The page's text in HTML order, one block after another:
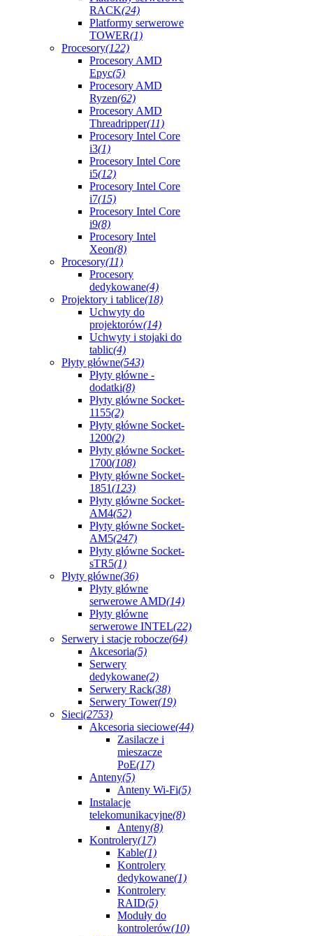
RACK(24)
Platformy serwerowe
TOWER(1)
Procesory(122)
Procesory AMD
Epyc(5)
Procesory AMD
Ryzen(62)
Procesory AMD
Threadripper(11)
Procesory Intel Core
i3(1)
Procesory Intel Core
i5(12)
Procesory Intel Core
i7(15)
Procesory Intel Core
i9(8)
Procesory Intel
Xeon(8)
Procesory(11)
Procesory
dedykowane(4)
Projektory i tablice(18)
Uchwyty do
projektorów(14)
Uchwyty i stojaki do
tablic(4)
Płyty główne(543)
Płyty główne -
dodatki(8)
Płyty główne Socket-
1155(2)
Płyty główne Socket-
1200(2)
Płyty główne Socket-
1700(108)
Płyty główne Socket-
1851(123)
Płyty główne Socket-
AM4(52)
Płyty główne Socket-
AM5(247)
Płyty główne Socket-
sTR5(1)
Płyty główne(36)
Płyty główne
serwerowe AMD(14)
Płyty główne
serwerowe INTEL(22)
Serwery i stacje robocze(64)
Akcesoria(5)
Serwery
dedykowane(2)
Serwery Rack(38)
Serwery Tower(19)
Sieci(2753)
Akcesoria sieciowe(44)
Zasilacze i
mieszacze
PoE(17)
Anteny(5)
Anteny Wi-Fi(5)
Instalacje
telekomunikacyjne(8)
Anteny(8)
Kontrolery(17)
Kable(1)
Kontrolery
dedykowane(1)
Kontrolery
RAID(5)
Moduły do
kontrolerów(10)